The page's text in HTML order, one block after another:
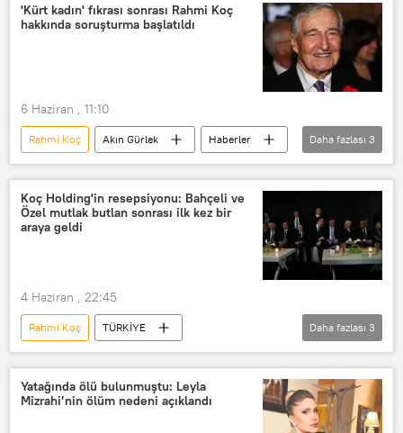
'Kürt kadın' fıkrası sonrası Rahmi Koç
hakkında soruşturma başlatıldı
6 Haziran , 11:10
Rahmi Koç Akın Gürlek
Haberler
Türkiye
TÜRKİYE
İzmir Cumhuriyet Başsavcılığı
Daha fazlası 3
Koç Holding'in resepsiyonu: Bahçeli ve
Özel mutlak butlan sonrası ilk kez bir
araya geldi
4 Haziran , 22:45
Rahmi Koç
TÜRKİYE
Devlet Bahçeli
Özgür Özel
Koç Holding
Türkiye
Daha fazlası 3
Yatağında ölü bulunmuştu: Leyla
Mizrahi’nin ölüm nedeni açıklandı